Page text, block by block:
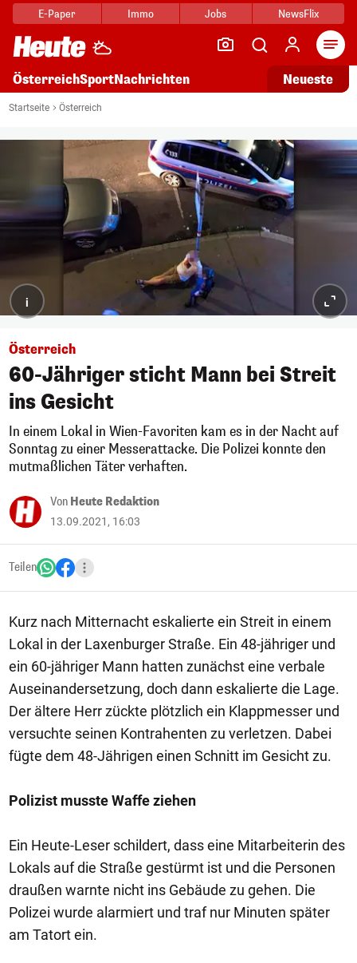
E-Paper Immo Jobs NewsFlix
ÖsterreichSportNachrichten Neueste
Startseite Österreich
i
Österreich
60-Jähriger sticht Mann bei Streit
ins Gesicht
In einem Lokal in Wien-Favoriten kam es in der Nacht auf
Sonntag zu einer Messerattacke. Die Polizei konnte den
mutmaßlichen Täter verhaften.
Von Heute Redaktion
13.09.2021, 16:03
Teilen
Kurz nach Mitternacht eskalierte ein Streit in einem
Lokal in der Laxenburger Straße. Ein 48-jähriger und
ein 60-jähriger Mann hatten zunächst eine verbale
Auseinandersetzung, doch dann eskalierte die Lage.
Der ältere Herr zückte plötzlich ein Klappmesser und
versuchte seinen Kontrahenten zu verletzen. Dabei
fügte dem 48-Jährigen einen Schnitt im Gesicht zu.
Polizist musste Waffe ziehen
Ein Heute-Leser schildert, dass eine Mitarbeiterin des
Lokals auf die Straße gestürmt ist und die Personen
draußen warnte nicht ins Gebäude zu gehen. Die
Polizei wurde alarmiert und traf nur Minuten später
am Tatort ein.